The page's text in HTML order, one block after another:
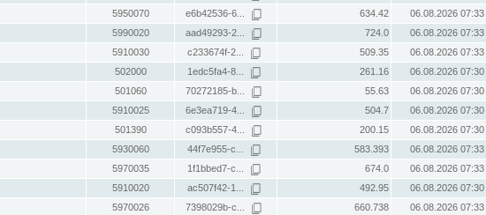
5950070 e6b42536-6... 634.42
06.08.2026 07:33
5990020 aad49293-2... 724.0
06.08.2026 07:33
5910030 c233674f-2... 509.35
06.08.2026 07:33
502000 1edc5fa4-8... 261.16
06.08.2026 07:30
501060 70272185-b... 55.63
06.08.2026 07:30
5910025 6e3ea719-4... 504.7
06.08.2026 07:30
501390 c093b557-4... 200.15
06.08.2026 07:30
5930060 44f7e955-c... 583.393
06.08.2026 07:33
5970035 1f1bbed7-c... 674.0
06.08.2026 07:33
5910020 ac507f42-1... 492.95
06.08.2026 07:30
5970026 7398029b-c... 660.738
06.08.2026 07:33